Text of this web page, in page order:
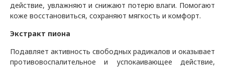
действие, увлажняют и снижают потерю влаги. Помогают
коже восстановиться, сохраняют мягкость и комфорт.
Экстракт пиона
Подавляет активность свободных радикалов и оказывает
противовоспалительное и успокаивающее действие,